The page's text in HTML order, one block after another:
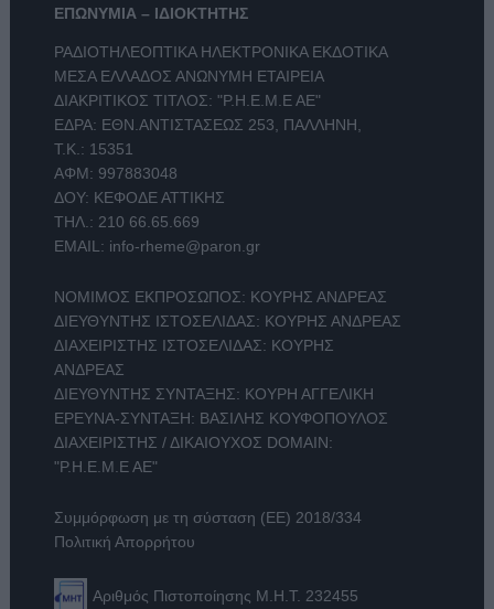
ΕΠΩΝΥΜΙΑ – ΙΔΙΟΚΤΗΤΗΣ
ΡΑΔΙΟΤΗΛΕΟΠΤΙΚΑ ΗΛΕΚΤΡΟΝΙΚΑ ΕΚΔΟΤΙΚΑ
ΜΕΣΑ ΕΛΛΑΔΟΣ ΑΝΩΝΥΜΗ ΕΤΑΙΡΕΙΑ
ΔΙΑΚΡΙΤΙΚΟΣ ΤΙΤΛΟΣ: "Ρ.Η.Ε.Μ.Ε ΑΕ"
ΕΔΡΑ: ΕΘΝ.ΑΝΤΙΣΤΑΣΕΩΣ 253, ΠΑΛΛΗΝΗ,
Τ.Κ.: 15351
ΑΦΜ: 997883048
ΔΟΥ: ΚΕΦΟΔΕ ΑΤΤΙΚΗΣ
ΤΗΛ.: 210 66.65.669
EMAIL: info-rheme@paron.gr
ΝΟΜΙΜΟΣ ΕΚΠΡΟΣΩΠΟΣ: ΚΟΥΡΗΣ ΑΝΔΡΕΑΣ
ΔΙΕΥΘΥΝΤΗΣ ΙΣΤΟΣΕΛΙΔΑΣ: ΚΟΥΡΗΣ ΑΝΔΡΕΑΣ
ΔΙΑΧΕΙΡΙΣΤΗΣ ΙΣΤΟΣΕΛΙΔΑΣ: ΚΟΥΡΗΣ
ΑΝΔΡΕΑΣ
ΔΙΕΥΘΥΝΤΗΣ ΣΥΝΤΑΞΗΣ: ΚΟΥΡΗ ΑΓΓΕΛΙΚΗ
ΕΡΕΥΝΑ-ΣΥΝΤΑΞΗ: ΒΑΣΙΛΗΣ ΚΟΥΦΟΠΟΥΛΟΣ
ΔΙΑΧΕΙΡΙΣΤΗΣ / ΔΙΚΑΙΟΥΧΟΣ DOMAIN:
"Ρ.Η.Ε.Μ.Ε ΑΕ"
Συμμόρφωση με τη σύσταση (ΕΕ) 2018/334
Πολιτική Απορρήτου
Αριθμός Πιστοποίησης Μ.Η.Τ. 232455